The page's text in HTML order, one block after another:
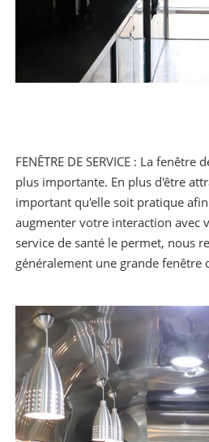
FENÊTRE DE SERVICE : La
plus importante. En plus d'être
important qu'elle soit pratique
augmenter votre interaction avec
service de santé le permet, nous
généralement une grande fenêtre